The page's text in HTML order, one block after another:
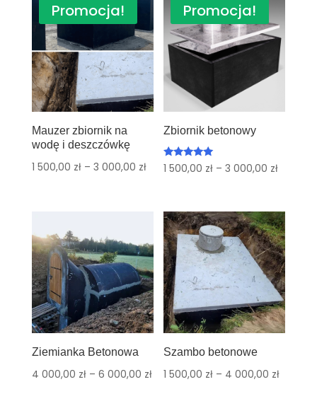
Promocja!
Mauzer zbiornik na
wodę i deszczówkę
1 500,00 zł– 3 000,00 zł
Promocja!
Zbiornik betonowy
Oceniono
5.00
1 500,00 zł –3 000,00 zł
Ziemianka Betonowa
4 000,00 zł– 6 000,00 zł
Szambo betonowe
1 500,00 zł – 4 000,00 zł